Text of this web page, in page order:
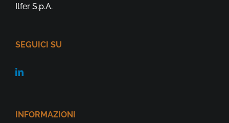
Ilfer S.p.A.
SEGUICI SU
INFORMAZIONI